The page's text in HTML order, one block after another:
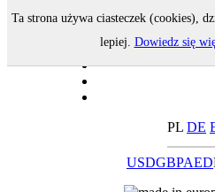
PL DE
USDGBPAED
Ta strona używa ciasteczek (cookies),
lepiej. Dowiedz się